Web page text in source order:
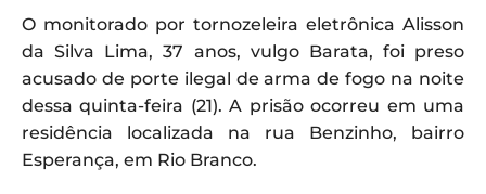
O monitorado por tornozeleira eletrônica Alisson
da Silva Lima, 37 anos, vulgo Barata, foi preso
acusado de porte ilegal de arma de fogo na noite
dessa quinta-feira (21). A prisão ocorreu em uma
residência localizada na rua Benzinho, bairro
Esperança, em Rio Branco.